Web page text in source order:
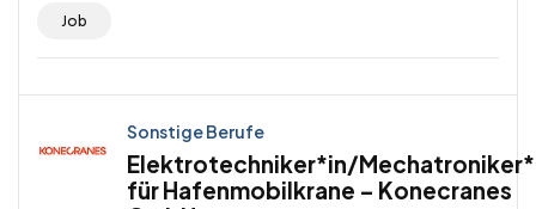
Job
Sonstige Berufe
Elektrotechniker*in/
für Hafenmobilkrane – Konecranes